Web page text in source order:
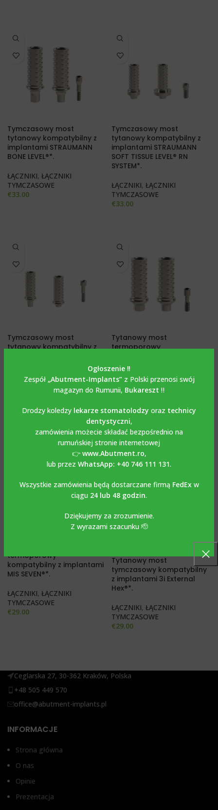
Ogłoszenie ‼️
Zespół „Abutment-Implants”z Polski przenosi swój
magazyn do Rumunii, Bukareszt ‼️
Drodzy koledzy lekarze stomatolodzy oraz technicy
dentystyczni,
zamówienia możecie składać bezpośrednio na
rumuńskiej stronie internetowej
👉 www.Abutment.ro,
lub przez WhatsApp: +40 746 111 131.
Wszystkie zamówienia będą dostarczane firmą FedExw
ciągu 24 lub 48 godzin.
Dziękujemy za zrozumienie.
Z wyrazami szacunku 🫡
Tymczasowy most
tytanowy kompatybilny z
implantami STRAUMANN
BONE LEVEL®*.
ŁĄCZNIKI, ŁĄCZNIKI
TYMCZASOWE
€33.00
Tymczasowy most
tytanowy kompatybilny z
implantami STRAUMANN
SOFT TISSUE LEVEL® RN
SYSTEM*.
ŁĄCZNIKI, ŁĄCZNIKI
TYMCZASOWE
€33.00
Tymczasowy most
tytanowy kompatybilny z
ŁĄCZNIKI,ŁĄCZNIKI
TYMCZASOWE
Tytanowy most
termoporowy
ALPHA BIO INTERNAL HEX
CONNECTION®*.
ŁĄCZNIKI,ŁĄCZNIKI
€29.00
termoporowy
kompatybilny z implantami
MIS SEVEN®*.
ŁĄCZNIKI, ŁĄCZNIKI
TYMCZASOWE
€29.00
Tytanowy most
tymczasowy kompatybilny
z implantami 3i External
Hex®*.
ŁĄCZNIKI, ŁĄCZNIKI
TYMCZASOWE
€29.00
Ceglarska 27, 30-362 Kraków, Polska
+48 505 449 570
office@abutment-implants.pl
INFORMACJE
Strona główna
O nas
Opinie
Prezentacja